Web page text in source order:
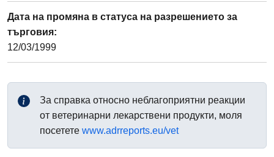
Дата на промяна в статуса на разрешението за
търговия:
12/03/1999
За справка относно неблагоприятни реакции
от ветеринарни лекарствени продукти, моля
посетете www.adrreports.eu/vet